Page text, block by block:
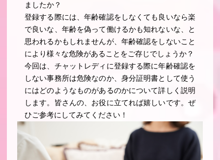
ましたか？
登録する際には、年齢確認をしなくても良いなら楽
で良いな、年齢を偽って働けるかも知れないな、と
思われるかもしれませんが、年齢確認をしないこと
により様々な危険があることをご存じでしょうか？
今回は、チャットレディに登録する際に年齢確認を
しない事務所は危険なのか、身分証明書として使う
にはどのようなものがあるのかについて詳しく説明
します。皆さんの、お役に立てれば嬉しいです。ぜ
ひご参考にしてみてください！